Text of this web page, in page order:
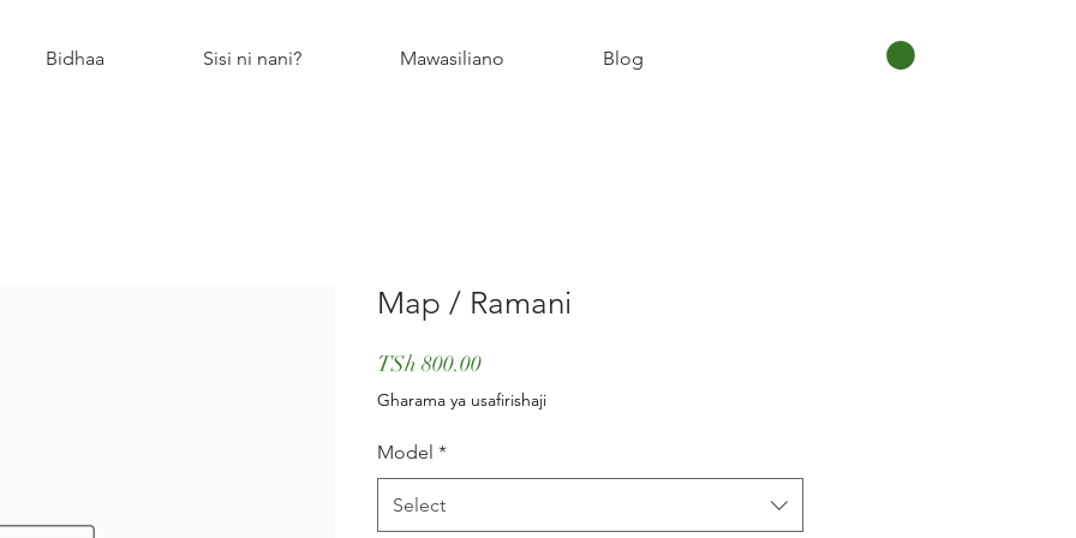
Bidhaa Sisi ni nani? Mawasiliano Blog
Map / Ramani
TSh 800.00Price
Gharama ya usafirishaji
Model *
Select